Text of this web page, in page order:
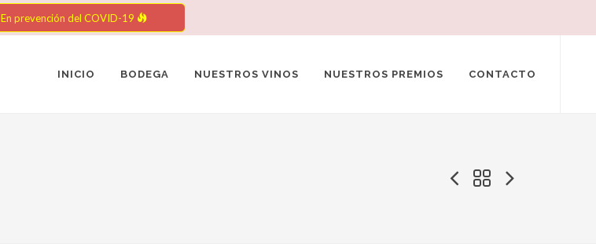
En prevención del COVID-19
INICIO BODEGA NUESTROS VINOS NUESTROS PREMIOS CONTACTO